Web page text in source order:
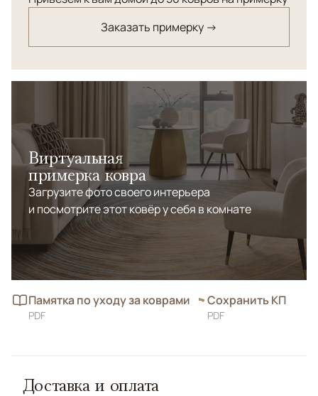
Заказать примерку →
Виртуальная
примерка ковра
Загрузите фото своего интерьера
и посмотрите этот ковёр у себя в комнате
Памятка по уходу за коврами
PDF
Сохранить КП
PDF
Доставка и оплата